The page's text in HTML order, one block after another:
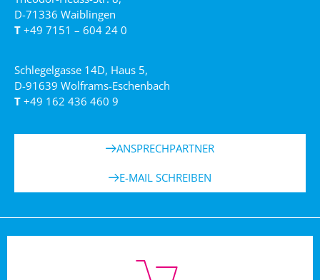
D-71336 Waiblingen
T +49 7151 – 604 24 0
Schlegelgasse 14D, Haus 5,
D-91639 Wolframs-Eschenbach
T +49 162 436 460 9
ANSPRECHPARTNER
E-MAIL SCHREIBEN